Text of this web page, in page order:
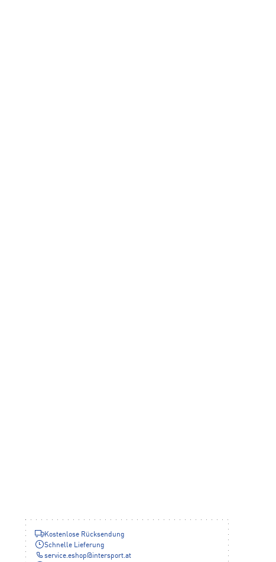
Kostenlose Rücksendung
Schnelle Lieferung
service.eshop@intersport.at